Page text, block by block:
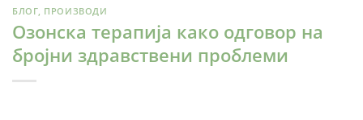
БЛОГ, ПРОИЗВОДИ
Озонска терапија како одговор на
бројни здравствени проблеми